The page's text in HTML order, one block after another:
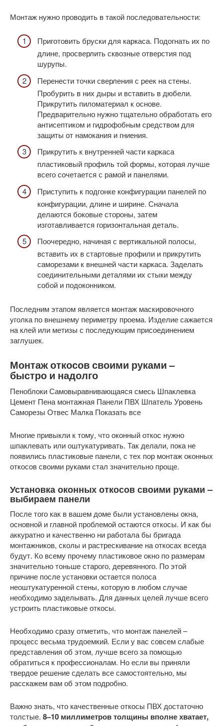
Монтаж нужно проводить в такой последовательности:
Приготовить бруски для каркаса. Подогнать их по
длине, просверлить сквозные отверстия под
шурупы.
Перенести точки сверления с реек на стены.
Пробурить в них дыры и вставить в дюбели.
Прикрутить пиломатериал к основе.
Предварительно нужно тщательно обработать его
антисептиком и гидрофобным средством для
защиты от намокания и гниения.
Прикрутить к внутренней части каркаса
пластиковый профиль той формы, которая лучше
всего сочетается с рамой и панелями.
Приступить к подгонке конфигурации панелей по
конфигурации, длине и ширине. Сначала
делаются боковые стороны, затем
изготавливается горизонтальная деталь.
Поочередно, начиная с вертикальной полосы,
вставить их в стартовые профили и прикрутить
саморезами к внешней части каркаса. Заделать
соединительными деталями их стыки между
собой и подоконником.
Последним этапом является монтаж маскировочного
уголка по внешнему периметру проема. Изделие сажается
на клей или метизы с последующим присоединением
заглушек.
Монтаж откосов своими руками –
быстро и надолго
ПеноблокиСамовыравнивающаяся смесь Шпаклевка
Цемент Пена монтажная Панели ПВХ ШпательУровень
Саморезы Отвес Малка Показать все
Многие привыкли к тому, что оконный откос нужно
шпаклевать или оштукатуривать. Так делали, пока не
появились пластиковые панели, с тех пор монтаж оконных
откосов своими руками стал значительно проще.
Установка оконных откосов своими руками –
выбираем панели
После того как в вашем доме были установлены окна,
основной и главной проблемой остаются откосы. И как бы
аккуратно и качественно ни работала бы бригада
монтажников, сколы и растрескивание на откосах всегда
будут. Ко всему прочему пластиковое окно по размерам
значительно тоньше старого, деревянного. По этой
причине после установки остается полоса
неоштукатуренной стены, которую в любом случае
необходимо заделывать. Для данных целей лучше всего
устроить пластиковые откосы.
Необходимо сразу отметить, что монтаж панелей –
процесс весьма трудоемкий. Если у вас совсем слабые
представления об этом, лучше всего за помощью
обратиться к профессионалам. Но если вы приняли
твердое решение сделать все самостоятельно, мы
расскажем вам об этом подробно.
Важно знать, что качественные откосы ПВХ достаточно
толстые. 8–10 миллиметров толщины вполне хватает,